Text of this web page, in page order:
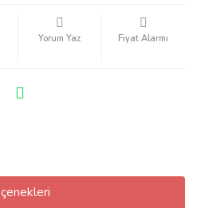
Yorum Yaz Fiyat Alarmı